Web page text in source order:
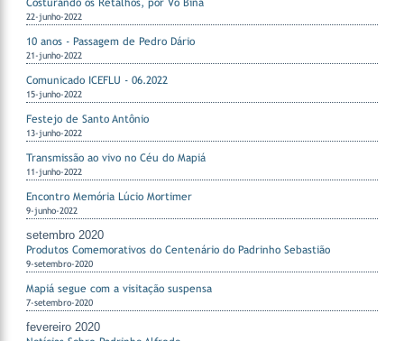
Costurando os Retalhos, por Vó Biná
22-junho-2022
10 anos - Passagem de Pedro Dário
21-junho-2022
Comunicado ICEFLU - 06.2022
15-junho-2022
Festejo de Santo Antônio
13-junho-2022
Transmissão ao vivo no Céu do Mapiá
11-junho-2022
Encontro Memória Lúcio Mortimer
9-junho-2022
setembro 2020
Produtos Comemorativos do Centenário do Padrinho Sebastião
9-setembro-2020
Mapiá segue com a visitação suspensa
7-setembro-2020
fevereiro 2020